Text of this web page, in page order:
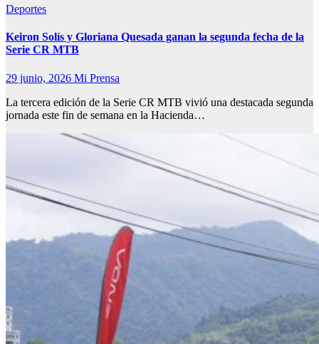
Deportes
Keiron Solís y Gloriana Quesada ganan la segunda fecha de la
Serie CR MTB
29 junio, 2026 Mi Prensa
La tercera edición de la Serie CR MTB vivió una destacada segunda
jornada este fin de semana en la Hacienda…